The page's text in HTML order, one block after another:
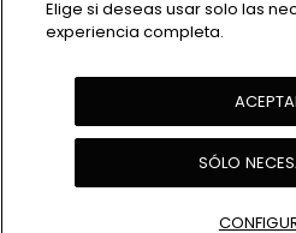
Ver
Contacto
Elige si deseas usar solo las
experiencia completa.
SÓLO